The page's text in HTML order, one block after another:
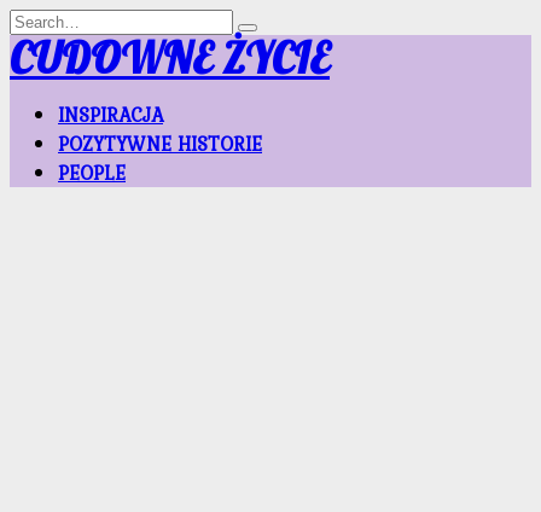
Skip
to
content
Search
for:
CUDOWNE ŻYCIE
INSPIRACJA
POZYTYWNE HISTORIE
PEOPLE